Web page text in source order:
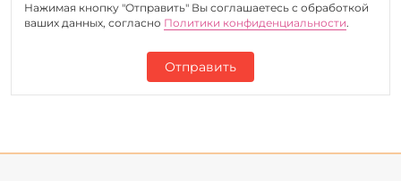
Нажимая кнопку "Отправить" Вы соглашаетесь c обработкой
ваших данных, согласно Политики конфиденциальности.
Отправить